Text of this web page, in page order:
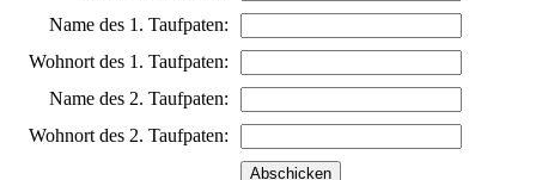
Name des 1. Taufpaten:
Wohnort des 1. Taufpaten:
Name des 2. Taufpaten:
Wohnort des 2. Taufpaten: